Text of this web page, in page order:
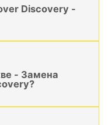
Discovery -
- Замена